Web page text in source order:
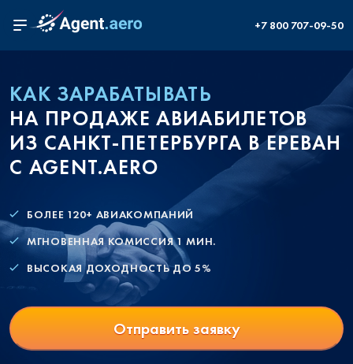
+7 800 707-09-50
КАК ЗАРАБАТЫВАТЬ
НА ПРОДАЖЕ АВИАБИЛЕТОВ
ИЗ САНКТ-ПЕТЕРБУРГА В ЕРЕВАН
С AGENT.AERO
БОЛЕЕ 120+ АВИАКОМПАНИЙ
МГНОВЕННАЯ КОМИССИЯ 1 МИН.
ВЫСОКАЯ ДОХОДНОСТЬ ДО 5%
Отправить заявку